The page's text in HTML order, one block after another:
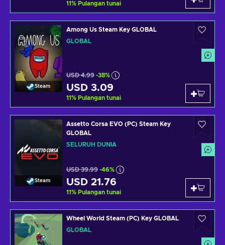
11% Pulangan tunai
Steam
Among Us Steam Key GLOBAL
GLOBAL
USD 4.99 -38%
USD 3.09
11% Pulangan tunai
Steam
Assetto Corsa EVO (PC) Steam Key
GLOBAL
SELURUH DUNIA
USD 39.99 -46%
USD 21.76
11% Pulangan tunai
Wheel World Steam (PC) Key GLOBAL
GLOBAL